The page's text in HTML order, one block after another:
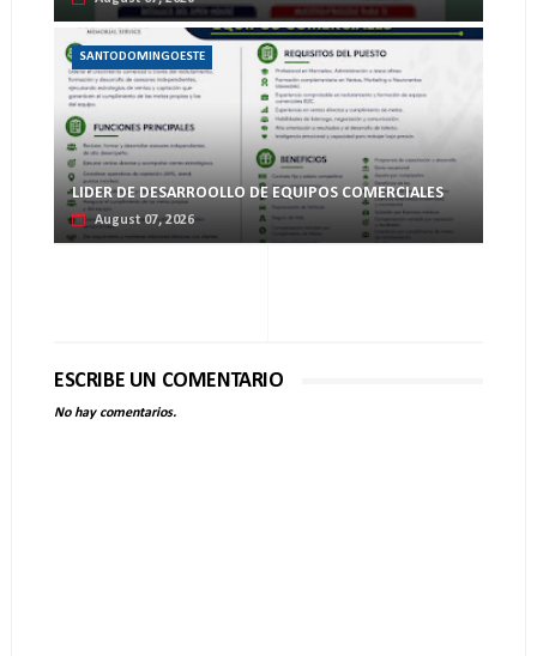
SANTODOMINGOESTE
LIDER DE DESARROOLLO DE EQUIPOS COMERCIALES
August 07, 2026
ESCRIBE UN COMENTARIO
No hay comentarios.